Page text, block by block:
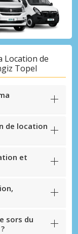
Location de
Topel
de location
et
sors du